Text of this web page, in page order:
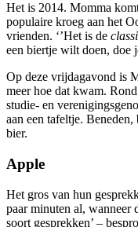
Het is 2014. Momma
populaire kroeg aan het
vrienden. ‘’Het is de
een biertje wilt doen, doe
Op deze vrijdagavond is
meer hoe dat kwam.
studie- en
aan een tafeltje.
bier.
Apple
Het gros van hun
paar minuten al, wanneer
soort gesprekken’ –